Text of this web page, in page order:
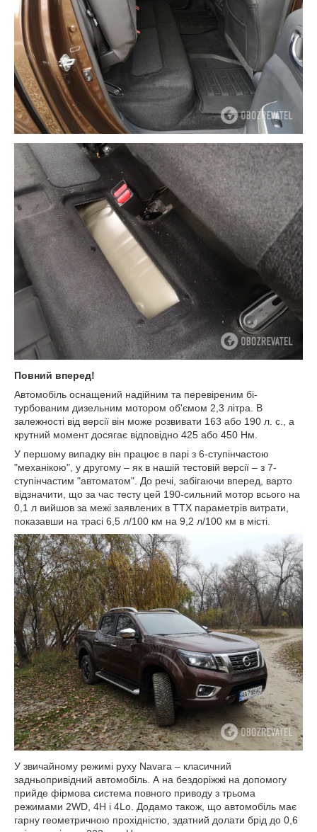
Повний вперед!
Автомобіль оснащений надійним та перевіреним бі-
турбованим дизельним мотором об'ємом 2,3 літра. В
залежності від версії він може розвивати 163 або 190 л. с., а
крутний момент досягає відповідно 425 або 450 Нм.
У першому випадку він працює в парі з 6-ступінчастою
"механікою", у другому – як в нашій тестовій версії – з 7-
ступінчастим "автоматом". До речі, забігаючи вперед, варто
відзначити, що за час тесту цей 190-сильний мотор всього на
0,1 л вийшов за межі заявлених в ТТХ параметрів витрати,
показавши на трасі 6,5 л/100 км на 9,2 л/100 км в місті.
У звичайному режимі руху Navara – класичний
задньопривідний автомобіль. А на бездоріжжі на допомогу
прийде фірмова система повного приводу з трьома
режимами 2WD, 4H і 4Lo. Додамо також, що автомобіль має
гарну геометричною прохідністю, здатний долати брід до 0,6